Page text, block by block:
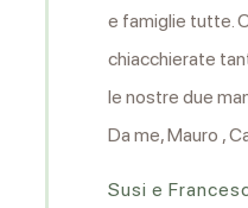
e famiglie tutte.
chiacchierate
le nostre due
Da me, Mauro ,
Susi e